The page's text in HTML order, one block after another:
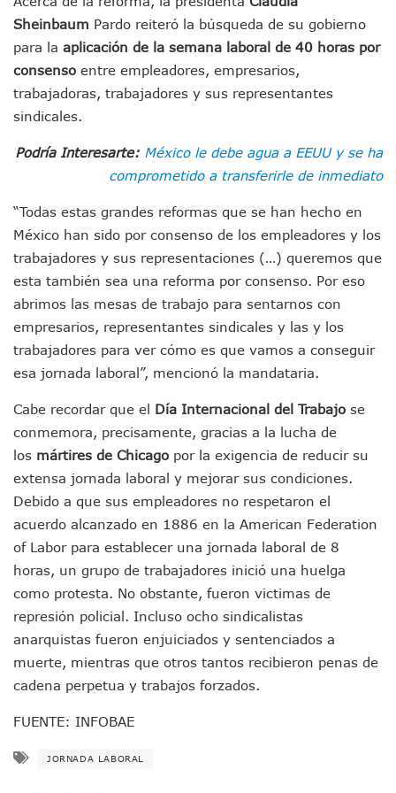
Arranca Copa México De Clavados Zapopan 2026 En El
Munguía Analiza Pedir 100 MDP De Adelanto De
Bomberas De Vallarta Asistirán A Simposio Internacional
Región Sanitaria VIII Activa Programa Para Menores Con
SEP Asigna Escuelas Para El Ciclo 2026-2027 En Jalisco;
Tráfico Aéreo Cae En Puerto Vallarta Durante El 2026;
Mediante Asambleas Informativas Juan Carlos Castro
IMSS Rehabilitará Infraestructura De La UMF No. 170 En
Retiran Cacharros De 30 Puntos En Colonias De Puerto
Movimiento Ciudadano Capacita A Su Estructura
Hospital Civil De La Costa Inicia Su Construcción En Puerto
Fechas Y Sedes De Las Jornadas De Adopción De Perros
Accidente Fatal En La Autopista Guadalajara–Tepic Deja
Ra Aguilar Fortalece La Transformación Desde Las
Aparecen Vivos Los Tres Estudiantes Desaparecidos De
Tras Caer Ante Inglaterra, México Recibe Multa Económica
Juan Carlos Castro Visitó La Colonia Cristóbal Colón
Puente Amado Nervo Avanza En Un 80%, ¿se Abrirá Este
C5 Jalisco Recupera Vehículo Robado De Puerto Vallarta
Lamenta Demolición De Finca Tradicional El Colegio De
Genera Críticas La Compra De 35 Nuevas Patrullas Para
Alejandro, Julión Y Alfredito Darán Magna Serenata En La
Bloquean Acceso A Lancheros Y Pescadores En El
Recuerdan Contingencia Del Marigalante Con
Vallarta Destaca En Competitividad Urbana Por Turismo,
Peritajes Buscan Esclarecer Muerte De Regidora De Cabo
IDEFT Y Hotel De Puerto Vallarta Acuerdan Programa Para
PAN Vallarta Distribuye 40 Paquetes De Artículos De
Convocan A Exposición Fotográfica Sobre El “domingo
Temporal De Lluvias Mantienen En Alerta A Vallarta;
Caen Más De 100 Personas Durante Operativo “Salvando
Sheinbaum Pardo reiteró la búsqueda de su gobierno
para la aplicación de la semana laboral de 40 horas por
consenso entre empleadores, empresarios,
trabajadoras, trabajadores y sus representantes
sindicales.
Podría Interesarte: México le debe agua a EEUU y se ha
comprometido a transferirle de inmediato
“Todas estas grandes reformas que se han hecho en
México han sido por consenso de los empleadores y los
trabajadores y sus representaciones (…) queremos que
esta también sea una reforma por consenso. Por eso
abrimos las mesas de trabajo para sentarnos con
empresarios, representantes sindicales y las y los
trabajadores para ver cómo es que vamos a conseguir
esa jornada laboral”, mencionó la mandataria.
Cabe recordar que el Día Internacional del Trabajo se
conmemora, precisamente, gracias a la lucha de
los mártires de Chicago por la exigencia de reducir su
extensa jornada laboral y mejorar sus condiciones.
Debido a que sus empleadores no respetaron el
acuerdo alcanzado en 1886 en la American Federation
of Labor para establecer una jornada laboral de 8
horas, un grupo de trabajadores inició una huelga
como protesta. No obstante, fueron victimas de
represión policial. Incluso ocho sindicalistas
anarquistas fueron enjuiciados y sentenciados a
muerte, mientras que otros tantos recibieron penas de
cadena perpetua y trabajos forzados.
FUENTE: INFOBAE
JORNADA LABORAL